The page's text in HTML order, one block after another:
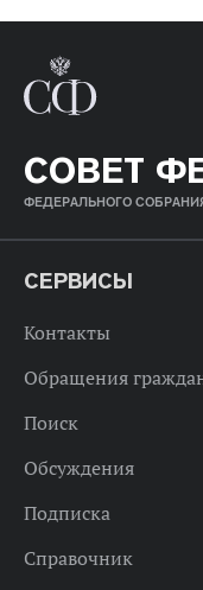
СОВЕТ
ФЕДЕРАЛЬНОГО
СЕРВИСЫ
Контакты
Обращения
Поиск
Обсуждения
Подписка
Справочник